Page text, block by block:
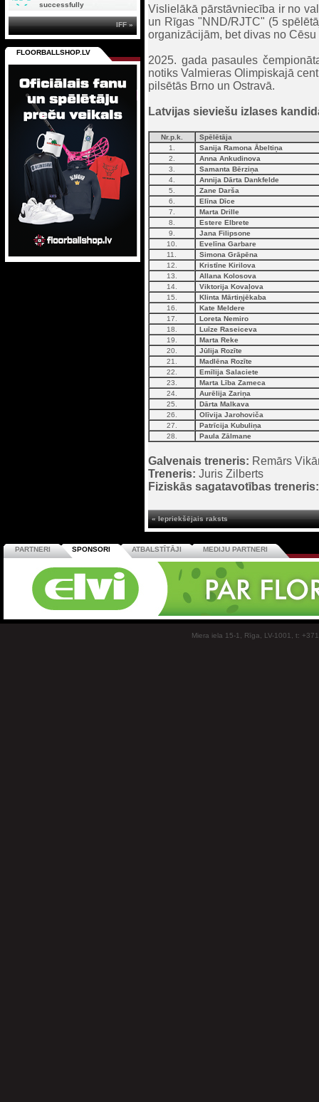
Vislielākā pārstāvniecība ir no
un Rīgas "NND/RJTC" (5
organizācijām, bet divas no
2025. gada pasaules
notiks Valmieras Olimpiskajā
pilsētās Brno un Ostravā.
Latvijas sieviešu izlases
Nr.p.k.
Spēlētāja
1.
Sanija Ramona Ābeltiņa
2.
Anna Ankudinova
3.
Samanta Bērziņa
4.
Annija Dārta Dankfelde
5.
Zane Darša
6.
Elīna Dīce
7.
Marta Drille
8.
Estere Elbrete
9.
Jana Filipsone
10.
Evelīna Garbare
11.
Simona Grāpēna
12.
Kristīne Kirilova
13.
Allana Kolosova
14.
Viktorija Kovaļova
15.
Klinta Mārtiņjēkaba
16.
Kate Meldere
17.
Loreta Nemiro
18.
Luīze Raseiceva
19.
Marta Reke
20.
Jūlija Rozīte
21.
Madlēna Rozīte
22.
Emīlija Salaciete
23.
Marta Lība Zameca
24.
Aurēlija Zariņa
25.
Dārta Malkava
26.
Olīvija Jarohoviča
27.
Patrīcija Kubuliņa
28.
Paula Zālmane
Galvenais treneris: Remārs
Treneris: Juris Zilberts
Fiziskās sagatavotības treneris:
« Iepriekšējais raksts
successfully
IFF »
FLOORBALLSHOP.LV
PARTNERI SPONSORI ATBALSTĪTĀJI MEDIJU PARTNERI
Miera iela 15-1, Rīga, LV-1001, t: